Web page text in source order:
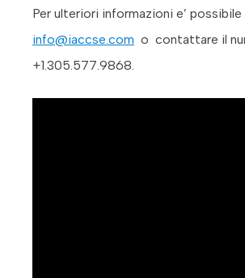
Per ulteriori informazioni e’ possibile
info@iaccse.com o contattare il
+1.305.577.9868.